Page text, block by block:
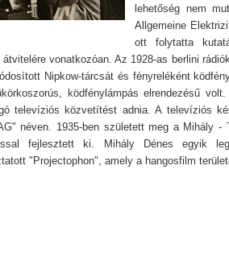
lehetőség nem
Allgemeine
ott folytatta
vonatkozóan. Az 1928-as berlini
Nipkow-tárcsát és fényreléként
ködfénylámpás elrendezésű
televíziós közvetítést adnia. A televíziós
néven. 1935-ben született meg a Mihály -
fejlesztett ki. Mihály Dénes egyik
"Projectophon", amely a hangosfilm